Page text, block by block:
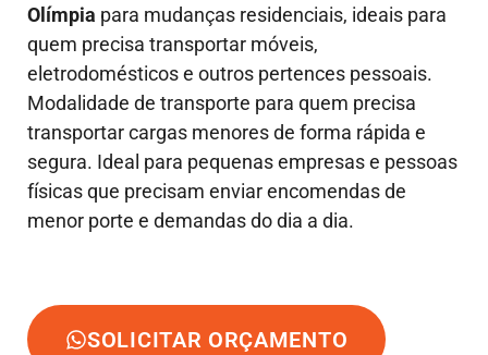
Olímpia para mudanças residenciais, ideais para
quem precisa transportar móveis,
eletrodomésticos e outros pertences pessoais.
Modalidade de transporte para quem precisa
transportar cargas menores de forma rápida e
segura. Ideal para pequenas empresas e pessoas
físicas que precisam enviar encomendas de
menor porte e demandas do dia a dia.
SOLICITAR ORÇAMENTO